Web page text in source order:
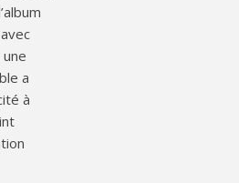
a
à